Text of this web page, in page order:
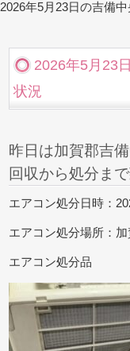
2026年5月23日の吉備
2026年5月23
状況
昨日は加賀郡吉
回収から処分まで
エアコン処分日時：
エアコン処分場所：
エアコン処分品